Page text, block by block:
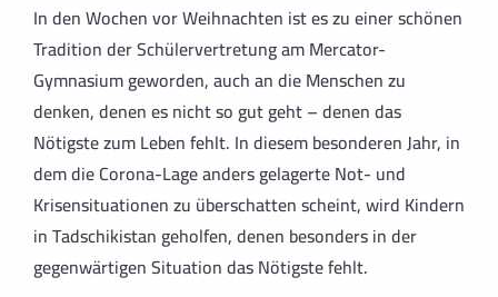
In den Wochen vor Weihnachten ist es zu einer schönen
Tradition der Schülervertretung am Mercator-
Gymnasium geworden, auch an die Menschen zu
denken, denen es nicht so gut geht – denen das
Nötigste zum Leben fehlt. In diesem besonderen Jahr, in
dem die Corona-Lage anders gelagerte Not- und
Krisensituationen zu überschatten scheint, wird Kindern
in Tadschikistan geholfen, denen besonders in der
gegenwärtigen Situation das Nötigste fehlt.